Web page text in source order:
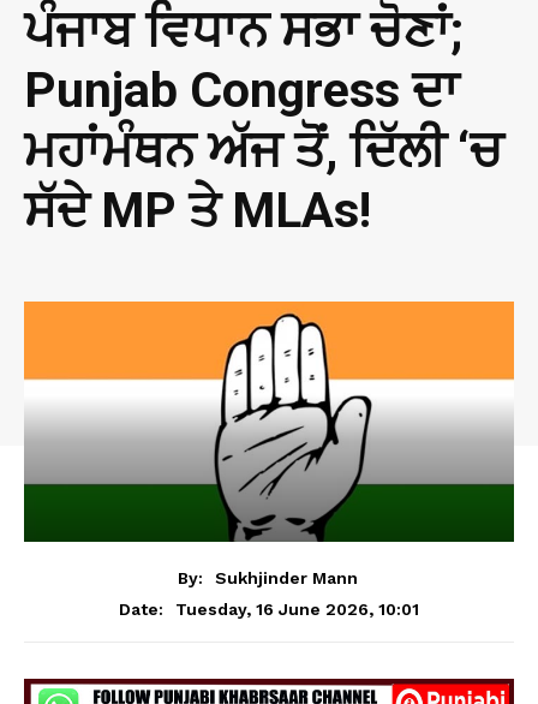
ਪੰਜਾਬ ਵਿਧਾਨ ਸਭਾ ਚੋਣਾਂ;
Punjab Congress ਦਾ
ਮਹਾਂਮੰਥਨ ਅੱਜ ਤੋਂ, ਦਿੱਲੀ ‘ਚ
ਸੱਦੇ MP ਤੇ MLAs!
By:
Sukhjinder Mann
Date:
Tuesday, 16 June 2026, 10:01